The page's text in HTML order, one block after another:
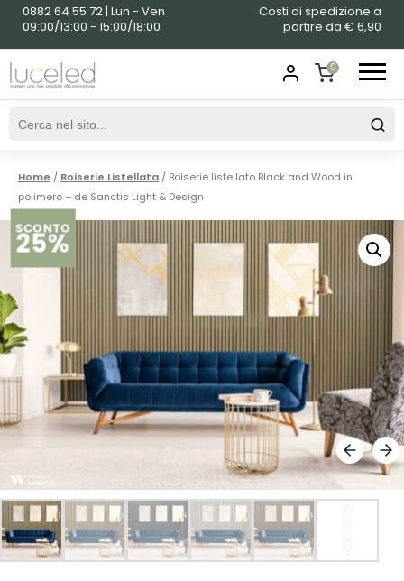
0882 64 55 72 | Lun - Ven
09:00/13:00 - 15:00/18:00
Costi di spedizione a
partire da € 6,90
0
SHOPPING
Home / Boiserie Listellata / Boiserie listellato Black and Wood in
polimero – de Sanctis Light & Design
SCONTO
25%